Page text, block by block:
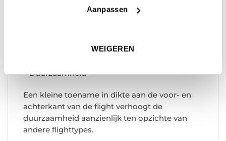
Aanpassen
WEIGEREN
– 90 graden precisie
– Duurzaamheid
Een kleine toename in dikte aan de voor- en
achterkant van de flight verhoogt de
duurzaamheid aanzienlijk ten opzichte van
andere flighttypes.